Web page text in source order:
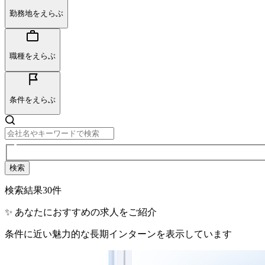
勤務地をえらぶ
職種をえらぶ
条件をえらぶ
検索
検索結果30件
✨ あなたにおすすめの求人をご紹介
条件に近い魅力的な長期インターンを表示しています